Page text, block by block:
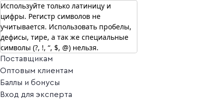
г. Москва
Vitual Peptide +7 (800) 101-13-25
Специалистам
Поставщикам
Оптовым клиентам
Баллы и бонусы
Вход для эксперта
Используйте только латиницу и
цифры. Регистр символов не
учитывается. Использовать пробелы,
дефисы, тире, а так же специальные
символы (?, !, “, $, @) нельзя.